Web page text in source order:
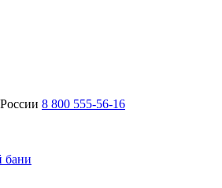
8 800 555-56-16
бани